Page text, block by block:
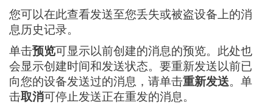
您可以在此查看发送至您丢失或被盗设备上的消
息历史记录。
单击预览可显示以前创建的消息的预览。此处也
会显示创建时间和发送状态。要重新发送以前已
向您的设备发送过的消息，请单击重新发送。单
击取消可停止发送正在重发的消息。